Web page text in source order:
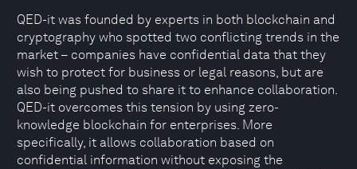
QED-it was founded by experts in both blockchain and
cryptography who spotted two conflicting trends in the
market – companies have confidential data that they
wish to protect for business or legal reasons, but are
also being pushed to share it to enhance collaboration.
QED-it overcomes this tension by using zero-
knowledge blockchain for enterprises. More
specifically, it allows collaboration based on
confidential information without exposing the